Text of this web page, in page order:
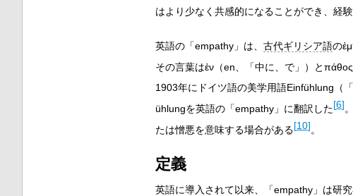
はより少なく共感的になることができ、経
英語の「empathy」は、 古代ギリシア語の
その言葉はἐν（en 、「中に、で」）とπάθος
1903年にドイツ語の美学用語Einfühlung （
ühlungを英語の「empathy」に翻訳した[6]
たは憎悪を意味する場合がある[10]。
定義
英語に導入されて以来、「empathy」は研